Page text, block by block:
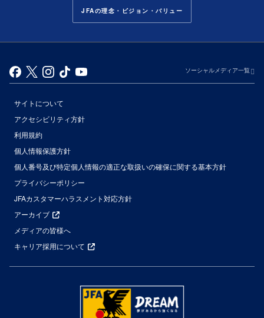
JFAの理念・ビジョン・バリュー
ソーシャルメディア一覧
サイトについて
アクセシビリティ方針
利用規約
個人情報保護方針
個人番号及び特定個人情報の適正な取扱いの確保に関する基本方針
プライバシーポリシー
JFAカスタマーハラスメント対応方針
アーカイブ
メディアの皆様へ
キャリア採用について